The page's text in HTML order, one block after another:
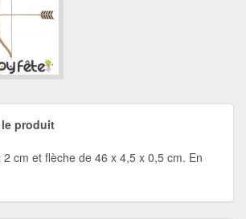
produit
cm et flèche de 46 x 4,5 x 0,5 cm. En